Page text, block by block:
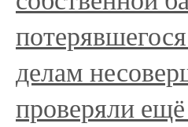
делам
проверяли